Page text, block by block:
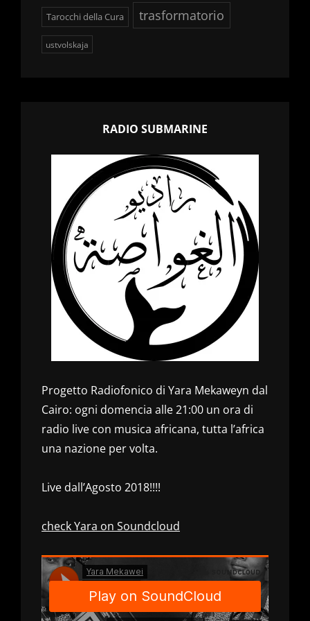
Tarocchi della Cura trasformatorio
ustvolskaja
RADIO SUBMARINE
Progetto Radiofonico di Yara Mekaweyn dal
Cairo: ogni domencia alle 21:00 un ora di
radio live con musica africana, tutta l’africa
una nazione per volta.
Live dall’Agosto 2018!!!!
check Yara on Soundcloud